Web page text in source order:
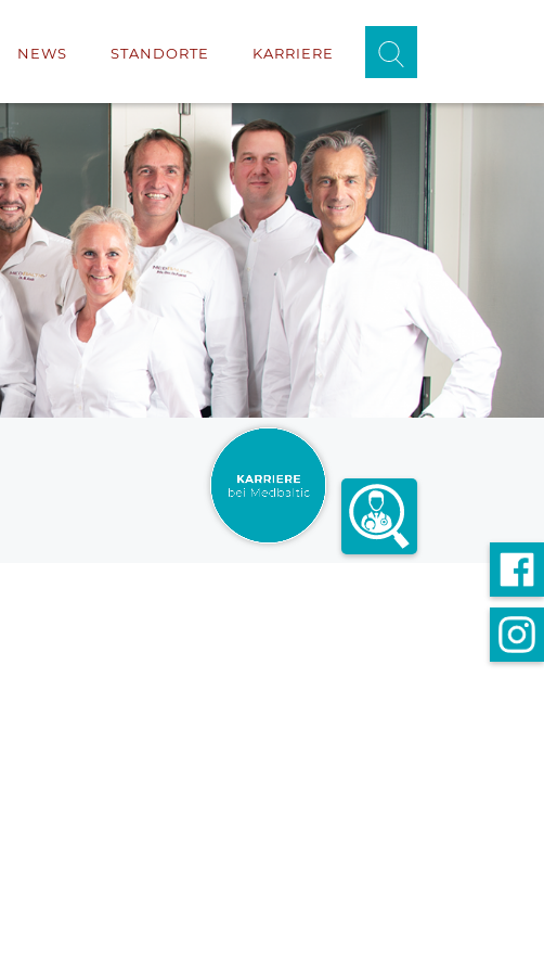
NEWS STANDORTE KARRIERE